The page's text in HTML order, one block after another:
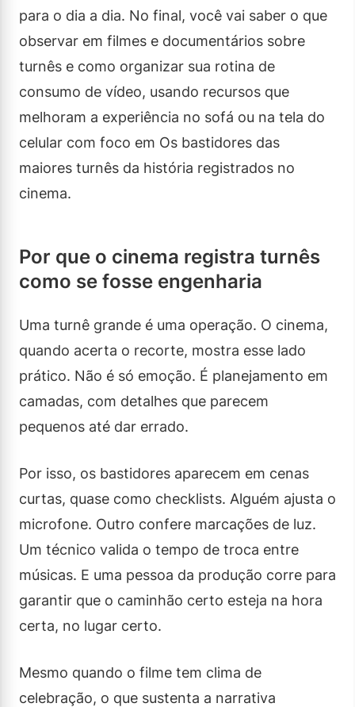
para o dia a dia. No final, você vai saber o que
observar em filmes e documentários sobre
turnês e como organizar sua rotina de
consumo de vídeo, usando recursos que
melhoram a experiência no sofá ou na tela do
celular com foco em Os bastidores das
maiores turnês da história registrados no
cinema.
Por que o cinema registra turnês
como se fosse engenharia
Uma turnê grande é uma operação. O cinema,
quando acerta o recorte, mostra esse lado
prático. Não é só emoção. É planejamento em
camadas, com detalhes que parecem
pequenos até dar errado.
Por isso, os bastidores aparecem em cenas
curtas, quase como checklists. Alguém ajusta o
microfone. Outro confere marcações de luz.
Um técnico valida o tempo de troca entre
músicas. E uma pessoa da produção corre para
garantir que o caminhão certo esteja na hora
certa, no lugar certo.
Mesmo quando o filme tem clima de
celebração, o que sustenta a narrativa